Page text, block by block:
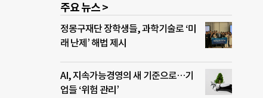
주요 뉴스 >
정몽구재단 장학생들, 과학기술로 ‘미
래 난제’ 해법 제시
AI, 지속가능경영의 새 기준으로…기
업들 ‘위험 관리’